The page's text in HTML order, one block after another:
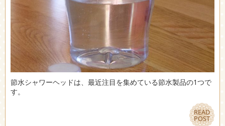
節水シャワーヘッドは、最近注目を集めている節水製品の1つで
す。
READ
POST
READ
POST